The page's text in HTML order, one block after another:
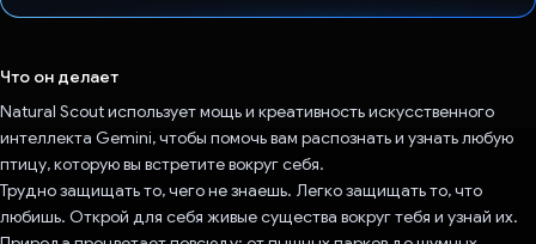
Что он делает
Natural Scout использует мощь и креативность искусственного
интеллекта Gemini, чтобы помочь вам распознать и узнать любую
птицу, которую вы встретите вокруг себя.
Трудно защищать то, чего не знаешь. Легко защищать то, что
любишь. Открой для себя живые существа вокруг тебя и узнай их.